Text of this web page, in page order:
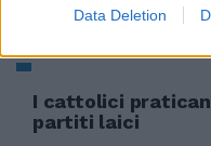
Data Deletion
I cattolici
partiti laici